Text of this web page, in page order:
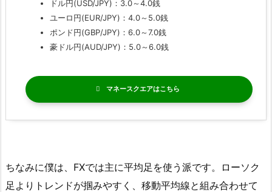
ドル円(USD/JPY)：3.0～4.0銭
ユーロ円(EUR/JPY)：4.0～5.0銭
ポンド円(GBP/JPY)：6.0～7.0銭
豪ドル円(AUD/JPY)：5.0～6.0銭
マネースクエア
ちなみに僕は、FXでは主に平均足を使う派です。ローソク
足よりトレンドが掴みやすく、移動平均線と組み合わせて